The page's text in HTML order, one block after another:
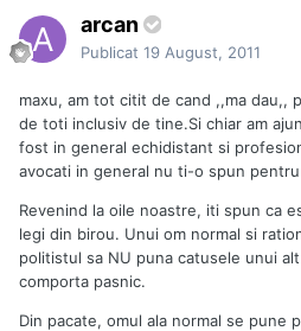
arcan
Publicat 19 August, 2011
maxu, am tot citit de cand ,,ma dau,,
de toti inclusiv de tine.Si chiar am
fost in general echidistant si
avocati in general nu ti-o spun
Revenind la oile noastre, iti spun ca
legi din birou. Unui om normal si
politistul sa NU puna catusele unui
comporta pasnic.
Din pacate, omul ala normal se pune